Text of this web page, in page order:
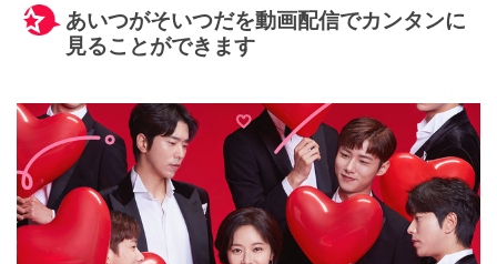
あいつがそいつだを動画配信でカンタンに
見ることができます